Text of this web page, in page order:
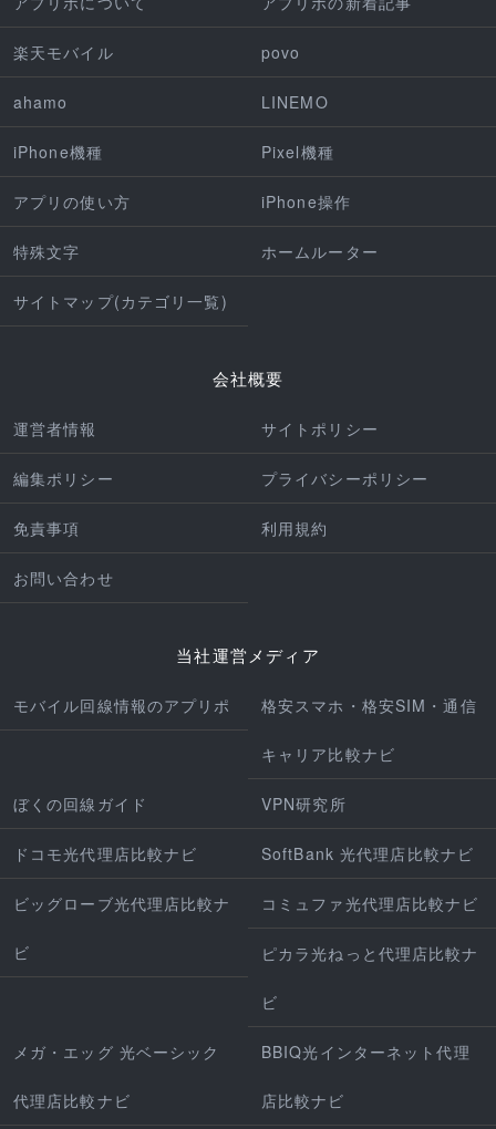
楽天モバイル povo
ahamo LINEMO
iPhone機種 Pixel機種
アプリの使い方 iPhone操作
特殊文字 ホームルーター
サイトマップ(カテゴリ一覧)
会社概要
運営者情報 サイトポリシー
編集ポリシー プライバシーポリシー
免責事項 利用規約
お問い合わせ
当社運営メディア
モバイル回線情報のアプリポ 格安スマホ・格安SIM・通信
キャリア比較ナビ
ぼくの回線ガイド VPN研究所
ドコモ光代理店比較ナビ SoftBank 光代理店比較ナビ
ビッグローブ光代理店比較ナ
ビ
コミュファ光代理店比較ナビ
ピカラ光ねっと代理店比較ナ
ビ
メガ・エッグ 光ベーシック
代理店比較ナビ
BBIQ光インターネット代理
店比較ナビ